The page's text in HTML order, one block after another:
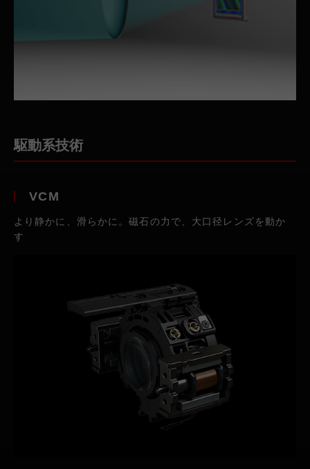
駆動系技術
VCM
より静かに、滑らかに。磁石の力で、大口径レンズを動か
す